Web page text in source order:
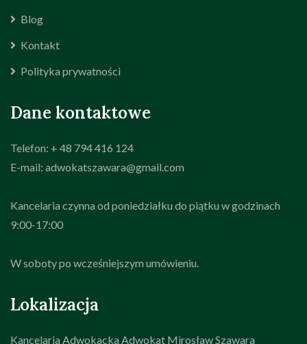
Blog
Kontakt
Polityka prywatności
Dane kontaktowe
Telefon: + 48 794 416 124
E-mail: adwokatszawara@gmail.com
Kancelaria czynna od poniedziałku do piątku w godzinach
9:00-17:00
W soboty po wcześniejszym umówieniu.
Lokalizacja
Kancelaria Adwokacka Adwokat Mirosław Szawara